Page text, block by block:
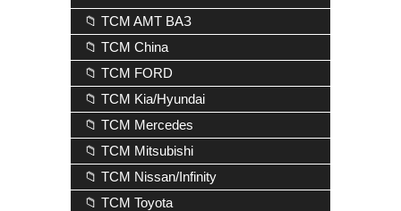
📁 TCM AMT ВАЗ
📁 TCM China
📁 TCM FORD
📁 TCM Kia/Hyundai
📁 TCM Mercedes
📁 TCM Mitsubishi
📁 TCM Nissan/Infinity
📁 TCM Toyota